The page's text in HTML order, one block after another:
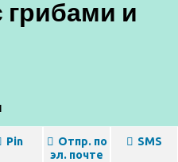
и
Pin
Отпр. по
эл. почте
SMS